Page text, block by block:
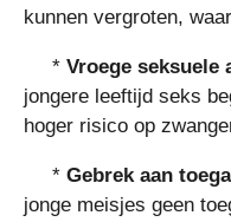
kunnen vergroten,
* Vroege seksuele
jongere leeftijd seks
hoger risico op
* Gebrek aan
jonge meisjes geen